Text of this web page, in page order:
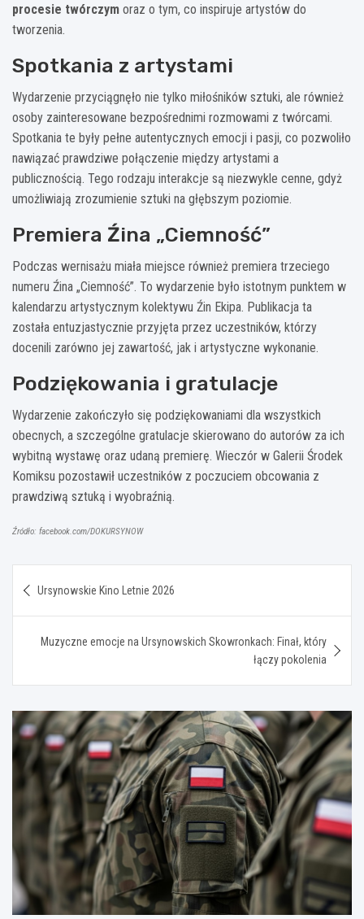
procesie twórczym oraz o tym, co inspiruje artystów do
tworzenia.
Spotkania z artystami
Wydarzenie przyciągnęło nie tylko miłośników sztuki, ale również
osoby zainteresowane bezpośrednimi rozmowami z twórcami.
Spotkania te były pełne autentycznych emocji i pasji, co pozwoliło
nawiązać prawdziwe połączenie między artystami a
publicznością. Tego rodzaju interakcje są niezwykle cenne, gdyż
umożliwiają zrozumienie sztuki na głębszym poziomie.
Premiera Źina „Ciemność”
Podczas wernisażu miała miejsce również premiera trzeciego
numeru Źina „Ciemność”. To wydarzenie było istotnym punktem w
kalendarzu artystycznym kolektywu Źin Ekipa. Publikacja ta
została entuzjastycznie przyjęta przez uczestników, którzy
docenili zarówno jej zawartość, jak i artystyczne wykonanie.
Podziękowania i gratulacje
Wydarzenie zakończyło się podziękowaniami dla wszystkich
obecnych, a szczególne gratulacje skierowano do autorów za ich
wybitną wystawę oraz udaną premierę. Wieczór w Galerii Środek
Komiksu pozostawił uczestników z poczuciem obcowania z
prawdziwą sztuką i wyobraźnią.
Źródło: facebook.com/DOKURSYNOW
wpisu
Ursynowskie Kino Letnie 2026
Muzyczne emocje na Ursynowskich Skowronkach: Finał, który
łączy pokolenia